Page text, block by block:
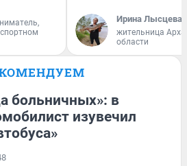
Ирина Лысцева
жительница
области
больничных»: в
изувечил